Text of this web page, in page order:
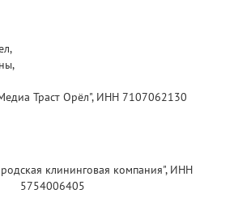
Траст Орёл", ИНН 7107062130
клининговая компания", ИНН
5754006405